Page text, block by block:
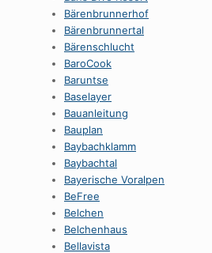
Bärenbrunnerhof
Bärenbrunnertal
Bärenschlucht
BaroCook
Baruntse
Baselayer
Bauanleitung
Bauplan
Baybachklamm
Baybachtal
Bayerische Voralpen
BeFree
Belchen
Belchenhaus
Bellavista